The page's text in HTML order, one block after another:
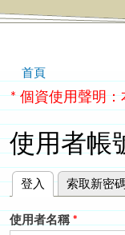
您在這裡
首頁
* 個資使用聲明
使用者帳
主要索引標籤
登入 (作用中頁籤)
索取新密
使用者名稱 *